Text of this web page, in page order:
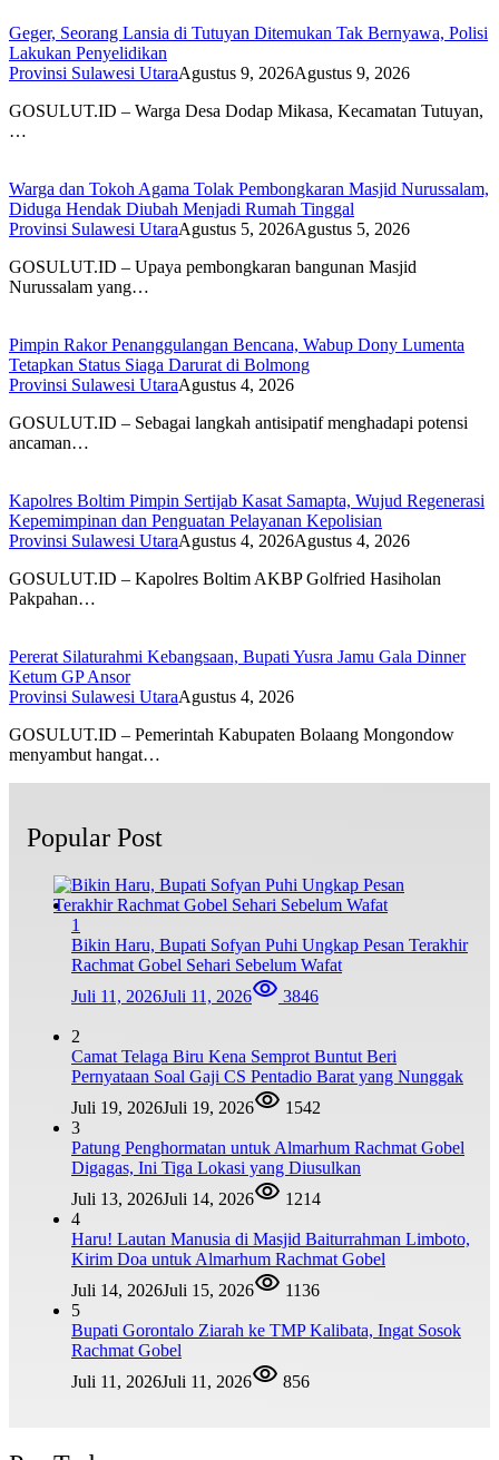
Geger, Seorang Lansia di Tutuyan Ditemukan Tak Bernyawa, Polisi
Lakukan Penyelidikan
Provinsi Sulawesi UtaraAgustus 9, 2026Agustus 9, 2026
GOSULUT.ID – Warga Desa Dodap Mikasa, Kecamatan Tutuyan,
…
Warga dan Tokoh Agama Tolak Pembongkaran Masjid Nurussalam,
Diduga Hendak Diubah Menjadi Rumah Tinggal
Provinsi Sulawesi UtaraAgustus 5, 2026Agustus 5, 2026
GOSULUT.ID – Upaya pembongkaran bangunan Masjid
Nurussalam yang…
Pimpin Rakor Penanggulangan Bencana, Wabup Dony Lumenta
Tetapkan Status Siaga Darurat di Bolmong
Provinsi Sulawesi UtaraAgustus 4, 2026
GOSULUT.ID – Sebagai langkah antisipatif menghadapi potensi
ancaman…
Kapolres Boltim Pimpin Sertijab Kasat Samapta, Wujud Regenerasi
Kepemimpinan dan Penguatan Pelayanan Kepolisian
Provinsi Sulawesi UtaraAgustus 4, 2026Agustus 4, 2026
GOSULUT.ID – Kapolres Boltim AKBP Golfried Hasiholan
Pakpahan…
Pererat Silaturahmi Kebangsaan, Bupati Yusra Jamu Gala Dinner
Ketum GP Ansor
Provinsi Sulawesi UtaraAgustus 4, 2026
GOSULUT.ID – Pemerintah Kabupaten Bolaang Mongondow
menyambut hangat…
Popular Post
1
Bikin Haru, Bupati Sofyan Puhi Ungkap Pesan Terakhir
Rachmat Gobel Sehari Sebelum Wafat
Juli 11, 2026Juli 11, 2026 3846
2
Camat Telaga Biru Kena Semprot Buntut Beri
Pernyataan Soal Gaji CS Pentadio Barat yang Nunggak
Juli 19, 2026Juli 19, 2026
1542
3
Patung Penghormatan untuk Almarhum Rachmat Gobel
Digagas, Ini Tiga Lokasi yang Diusulkan
Juli 13, 2026Juli 14, 2026
1214
4
Haru! Lautan Manusia di Masjid Baiturrahman Limboto,
Kirim Doa untuk Almarhum Rachmat Gobel
Juli 14, 2026Juli 15, 2026
1136
5
Bupati Gorontalo Ziarah ke TMP Kalibata, Ingat Sosok
Rachmat Gobel
Juli 11, 2026Juli 11, 2026 856